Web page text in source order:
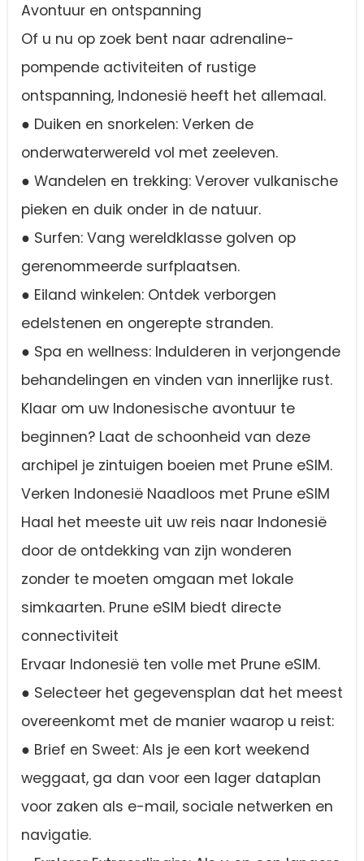
Avontuur en ontspanning
Of u nu op zoek bent naar adrenaline-
pompende activiteiten of rustige
ontspanning, Indonesië heeft het allemaal.
● Duiken en snorkelen: Verken de
onderwaterwereld vol met zeeleven.
● Wandelen en trekking: Verover vulkanische
pieken en duik onder in de natuur.
● Surfen: Vang wereldklasse golven op
gerenommeerde surfplaatsen.
● Eiland winkelen: Ontdek verborgen
edelstenen en ongerepte stranden.
● Spa en wellness: Indulderen in verjongende
behandelingen en vinden van innerlijke rust.
Klaar om uw Indonesische avontuur te
beginnen? Laat de schoonheid van deze
archipel je zintuigen boeien met Prune eSIM.
Verken Indonesië Naadloos met Prune eSIM
Haal het meeste uit uw reis naar Indonesië
door de ontdekking van zijn wonderen
zonder te moeten omgaan met lokale
simkaarten. Prune eSIM biedt directe
connectiviteit
Ervaar Indonesië ten volle met Prune eSIM.
● Selecteer het gegevensplan dat het meest
overeenkomt met de manier waarop u reist:
● Brief en Sweet: Als je een kort weekend
weggaat, ga dan voor een lager dataplan
voor zaken als e-mail, sociale netwerken en
navigatie.